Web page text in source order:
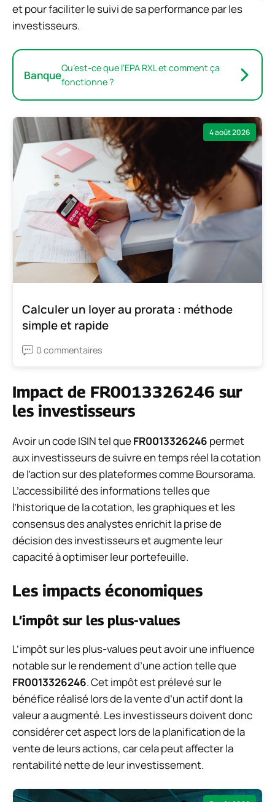
et pour faciliter le suivi de sa performance par les
investisseurs.
BanqueQu’est-ce que l’EPA RXL et comment ça
fonctionne ?
4 août 2026
Calculer un loyer au prorata : méthode
simple et rapide
0 commentaires
Impact de FR0013326246 sur
les investisseurs
Avoir un code ISIN tel queFR0013326246 permet
aux investisseurs de suivre en temps réel la cotation
de l’action sur des plateformes comme Boursorama.
L’accessibilité des informations telles que
l’historique de la cotation, les graphiques et les
consensus des analystes enrichit la prise de
décision des investisseurs et augmente leur
capacité à optimiser leur portefeuille.
Les impacts économiques
L’impôt sur les plus-values
L’impôt sur les plus-values peut avoir une influence
notable sur le rendement d’une action telle que
FR0013326246. Cet impôt est prélevé sur le
bénéfice réalisé lors de la vente d’un actif dont la
valeur a augmenté. Les investisseurs doivent donc
considérer cet aspect lors de la planification de la
vente de leurs actions, car cela peut affecter la
rentabilité nette de leur investissement.